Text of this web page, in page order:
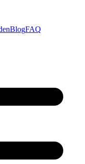
BlogFAQ